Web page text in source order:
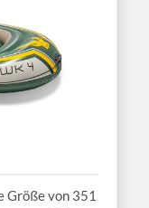
Größe von 351